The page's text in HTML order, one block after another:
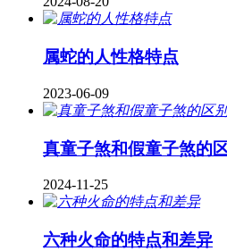
属蛇的人性格特点
2023-06-09
真童子煞和假童子煞的
2024-11-25
六种火命的特点和差异